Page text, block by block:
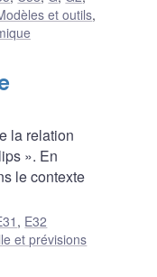
et outils,
la relation
». En
le contexte
, E32
et prévisions